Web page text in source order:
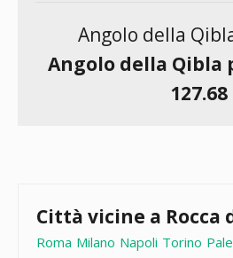
Angolo della
Angolo della Qibla
127.68
Città vicine a Rocca
Roma Milano Napoli Torino